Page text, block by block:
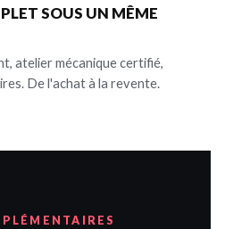
SOUS UN MÊME
atelier mécanique certifié,
De l'achat à la revente.